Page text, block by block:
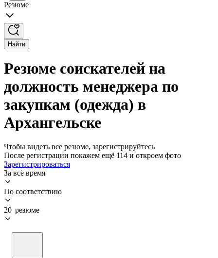
Резюме
Найти
Резюме соискателей на
должность менеджера по
закупкам (одежда) в
Архангельске
Чтобы видеть все резюме, зарегистрируйтесь
После регистрации покажем ещё 114 и откроем фото
Зарегистрироваться
За всё время
По соответствию
20 резюме